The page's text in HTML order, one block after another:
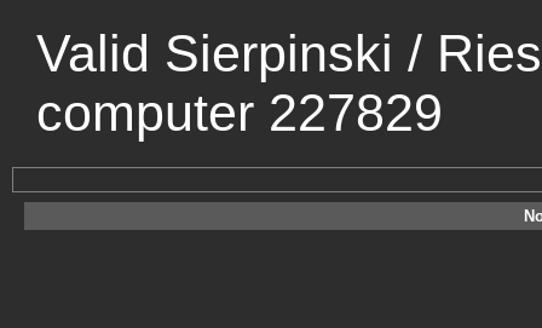
Valid Sierpinski /
computer 227829